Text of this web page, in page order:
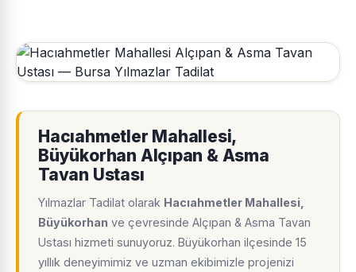
Hacıahmetler Mahallesi,
Büyükorhan Alçıpan & Asma
Tavan Ustası
Yılmazlar Tadilat olarak Hacıahmetler Mahallesi,
Büyükorhan ve çevresinde Alçıpan & Asma Tavan
Ustası hizmeti sunuyoruz. Büyükorhan ilçesinde 15
yıllık deneyimimiz ve uzman ekibimizle projenizi